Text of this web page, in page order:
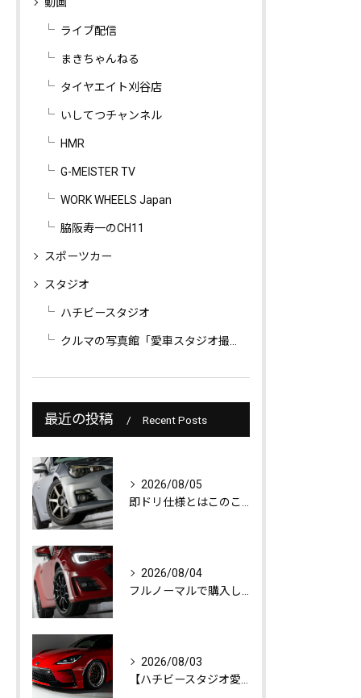
ライブ配信
まきちゃんねる
タイヤエイト刈谷店
いしてつチャンネル
HMR
G-MEISTER TV
WORK WHEELS Japan
脇阪寿一のCH11
スポーツカー
スタジオ
ハチビースタジオ
クルマの写真館「愛車スタジオ撮影」
最近の投稿 Recent Posts
2026/08/05
2026/08/04
2026/08/03